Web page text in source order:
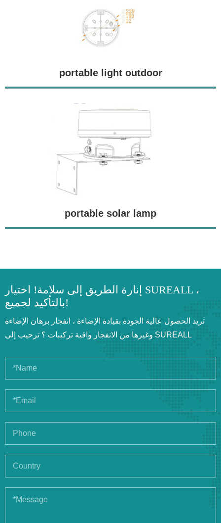
portable light outdoor
portable solar lamp
إنارة الطريق إلى سلامة! اختيار SUREALL ،
بالتأكيد لجميع!
تريد الحصول عالية الجودة بقيادة الإضاءة ، انفجار برهان الإضاءة
وغيرها من الانفجار واقية تركيبات ؟ ترحيب إلى SUREALL